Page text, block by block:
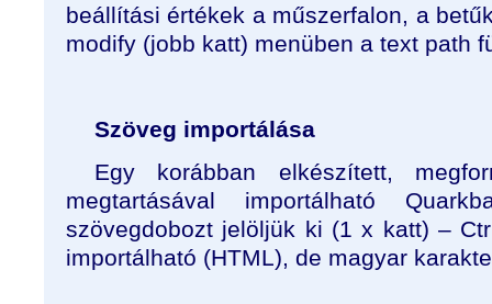
beállítási értékek a műszerfalon, a
modify (jobb katt) menüben a text path
Szöveg importálása
Egy korábban elkészített,
megtartásával importálható
szövegdobozt jelöljük ki (1 x katt) –
importálható (HTML), de magyar